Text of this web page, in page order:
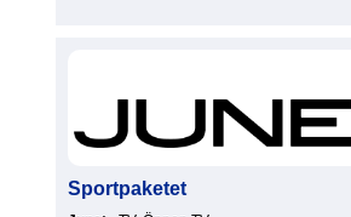
Sportpaketet